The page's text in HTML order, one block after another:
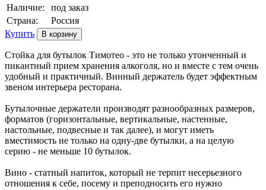
Наличие:
под заказ
Страна:
Россия
Купить
Стойка для бутылок Тимотео - это не только утонченный и
пикантный прием хранения алкоголя, но и вместе с тем очень
удобный и практичный. Винный держатель будет эффектным
звеном интерьера ресторана.
Бутылочные держатели производят разнообразных размеров,
форматов (горизонтальные, вертикальные, настенные,
настольные, подвесные и так далее), и могут иметь
вместимость не только на одну-две бутылки, а на целую
серию - не меньше 10 бутылок.
Вино - статный напиток, который не терпит несерьезного
отношения к себе, посему и преподносить его нужно